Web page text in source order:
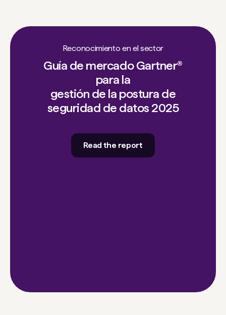
Reconocimiento en el sector
Guía de mercado Gartner®
para la
gestión de la postura de
seguridad de datos 2025
Read the report